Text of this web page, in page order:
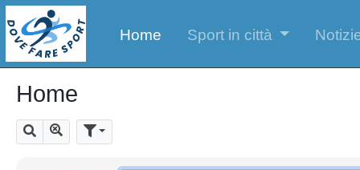
Home Sport in città
Home
Cerca Mostra tutti i risultati
Parametri di ricerca